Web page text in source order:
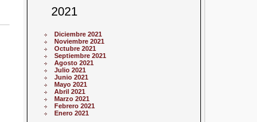
2021
Diciembre 2021
Noviembre 2021
Octubre 2021
Septiembre 2021
Agosto 2021
Julio 2021
Junio 2021
Mayo 2021
Abril 2021
Marzo 2021
Febrero 2021
Enero 2021